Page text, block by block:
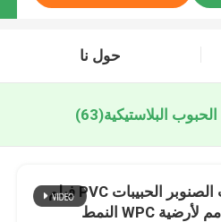
حول نا
البلاستيكية(63)
خشب الصنوبر الحبيبات PVC فيلم
0.07 مم لأرضية WPC النمط